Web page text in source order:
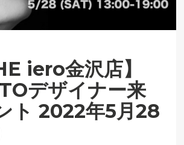
iero金沢店】
デザイナー来
ト 2022年5月28